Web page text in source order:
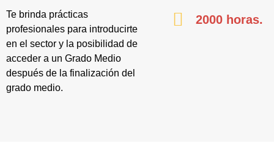
Te brinda prácticas
profesionales para introducirte
en el sector y la posibilidad de
acceder a un Grado Medio
después de la finalización del
grado medio.
2000 horas.